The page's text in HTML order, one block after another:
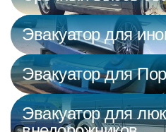
Эвакуатор для
Эвакуатор для
Эвакуатор для